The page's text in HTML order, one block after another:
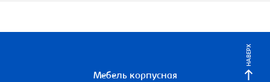
НАВЕРХ
Мебель корпусная